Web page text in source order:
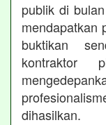
publik di
mendapatkan
buktikan
kontraktor
dihasilkan.